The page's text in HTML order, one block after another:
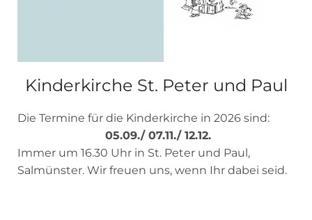
Kinderkirche St. Peter und Paul
Die Termine für die Kinderkirche in 2026 sind:
05.09./ 07.11./ 12.12.
Immer um 16.30 Uhr in St. Peter und Paul,
Salmünster. Wir freuen uns, wenn Ihr dabei seid.